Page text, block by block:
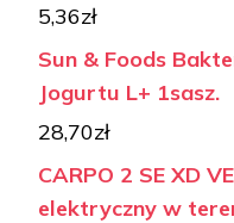
5,36zł
Sun & Foods
Jogurtu L+ 1sasz.
28,70zł
CARPO 2 SE XD
elektryczny w